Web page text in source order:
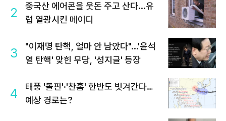
2
중국산 에어콘을 웃돈 주고 산다...유
럽 열광시킨 메이디
3
"이재명 탄핵, 얼마 안 남았다"...'윤석
열 탄핵' 맞힌 무당, '성지글' 등장
4
태풍 '돌핀'·'찬홈' 한반도 빗겨간다…
예상 경로는?